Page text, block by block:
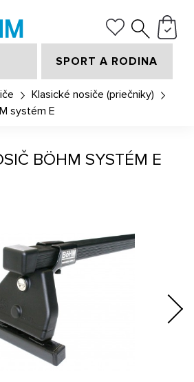
SPORT A RODINA
Klasické nosiče (priečniky)
systém E
Next
BÖHM SYSTÉM E